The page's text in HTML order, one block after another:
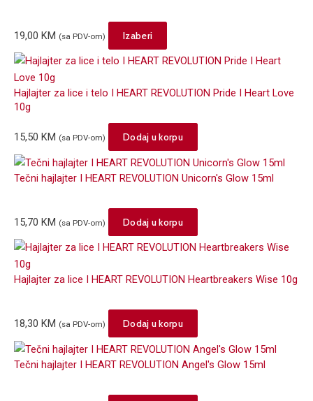
19,00 KM (sa PDV-om) Izaberi
product
has
options
may
be
chosen
the
product
page
Hajlajter za lice i telo I HEART REVOLUTION Pride I Heart Love
10g
15,50 KM (sa PDV-om) Dodaj u korpu
Tečni hajlajter I HEART REVOLUTION Unicorn's Glow 15ml
15,70 KM (sa PDV-om) Dodaj u korpu
Hajlajter za lice I HEART REVOLUTION Heartbreakers Wise 10g
18,30 KM (sa PDV-om) Dodaj u korpu
Tečni hajlajter I HEART REVOLUTION Angel's Glow 15ml